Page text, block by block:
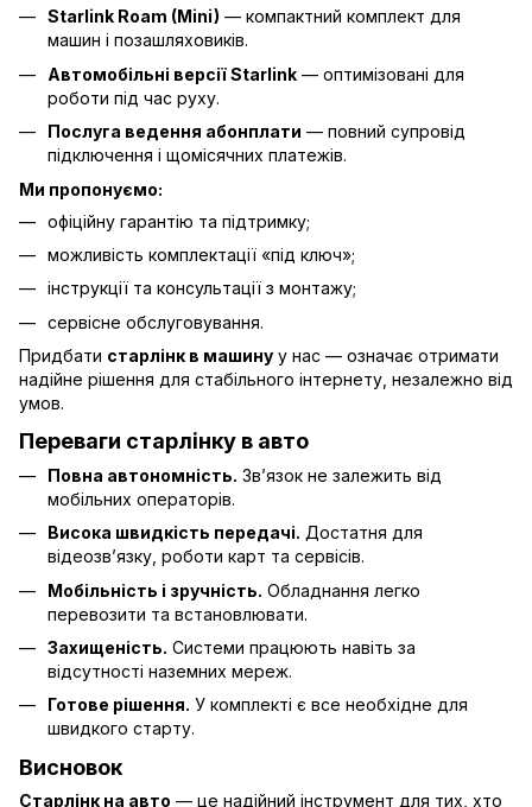
Starlink Roam (Mini) — компактний комплект для
машин і позашляховиків.
Автомобільні версії Starlink — оптимізовані для
роботи під час руху.
Послуга ведення абонплати — повний супровід
підключення і щомісячних платежів.
Ми пропонуємо:
офіційну гарантію та підтримку;
можливість комплектації «під ключ»;
інструкції та консультації з монтажу;
сервісне обслуговування.
Придбати старлінк в машину у нас — означає отримати
надійне рішення для стабільного інтернету, незалежно від
умов.
Переваги старлінку в авто
Повна автономність. Зв’язок не залежить від
мобільних операторів.
Висока швидкість передачі. Достатня для
відеозв’язку, роботи карт та сервісів.
Мобільність і зручність. Обладнання легко
перевозити та встановлювати.
Захищеність. Системи працюють навіть за
відсутності наземних мереж.
Готове рішення. У комплекті є все необхідне для
швидкого старту.
Висновок
Старлінк на авто — це надійний інструмент для тих, хто